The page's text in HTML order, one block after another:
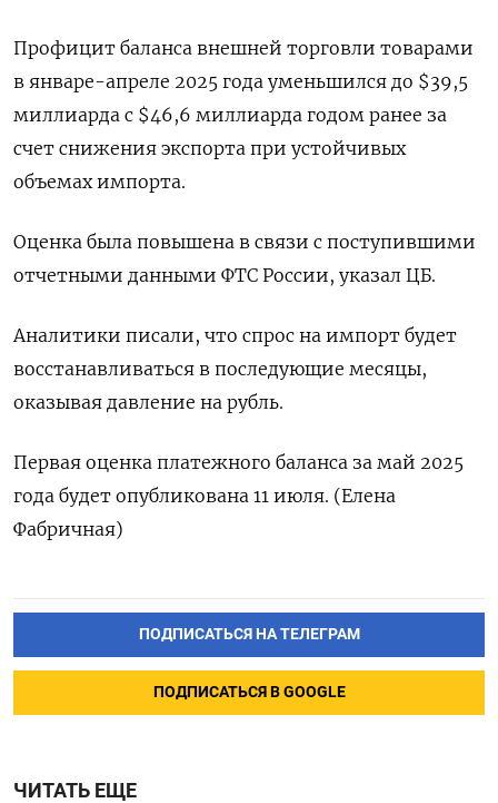
Профицит баланса внешней торговли товарами
в январе-апреле 2025 года уменьшился до $39,5
миллиарда с $46,6 миллиарда годом ранее за
счет снижения экспорта при устойчивых
объемах импорта.
Оценка была повышена в связи с поступившими
отчетными данными ФТС России, указал ЦБ.
Аналитики писали, что спрос на импорт будет
восстанавливаться в последующие месяцы,
оказывая давление на рубль.
Первая оценка платежного баланса за май 2025
года будет опубликована 11 июля. (Елена
Фабричная)
ПОДПИСАТЬСЯ НА ТЕЛЕГРАМ
ПОДПИСАТЬСЯ В GOOGLE
ЧИТАТЬ ЕЩЕ